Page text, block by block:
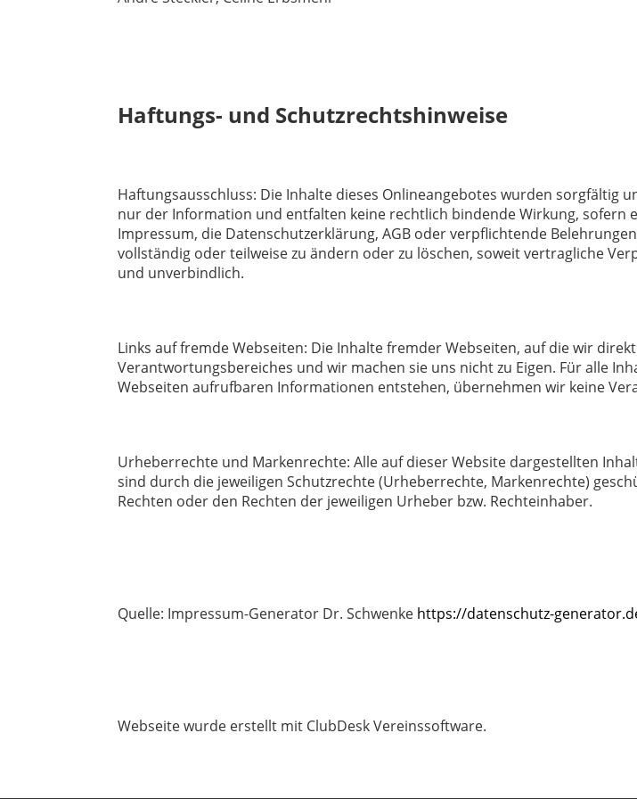
Haftungs- und Schutzrechtshinweise
Haftungsausschluss: Die Inhalte dieses Onlineangebotes wurden sorgfältig
nur der Information und entfalten keine rechtlich bindende Wirkung, sofern
Impressum, die Datenschutzerklärung, AGB oder verpflichtende
vollständig oder teilweise zu ändern oder zu löschen, soweit vertragliche
und unverbindlich.
Links auf fremde Webseiten: Die Inhalte fremder Webseiten, auf die wir
Verantwortungsbereiches und wir machen sie uns nicht zu Eigen. Für alle
Webseiten aufrufbaren Informationen entstehen, übernehmen wir keine
Urheberrechte und Markenrechte: Alle auf dieser Website dargestellten
sind durch die jeweiligen Schutzrechte (Urheberrechte, Markenrechte)
Rechten oder den Rechten der jeweiligen Urheber bzw. Rechteinhaber.
Quelle: Impressum-Generator Dr. Schwenke https://datenschutz-
Webseite wurde erstellt mit ClubDesk Vereinssoftware.